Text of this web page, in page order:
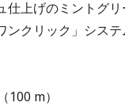
仕上げのミントグリ
ンクリック」システ
100 m）